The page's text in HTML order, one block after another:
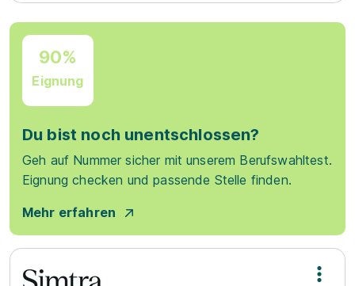
90%
Eignung
Du bist noch unentschlossen?
Geh auf Nummer sicher mit unserem Berufswahltest.
Eignung checken und passende Stelle finden.
Mehr erfahren